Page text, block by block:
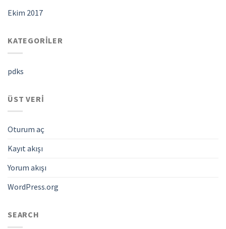
Ekim 2017
KATEGORILER
pdks
ÜST VERI
Oturum aç
Kayıt akışı
Yorum akışı
WordPress.org
SEARCH